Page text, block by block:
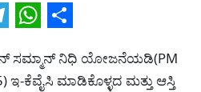
ಸಮ್ಮಾನ್ ನಿಧಿ ಯೋಜನೆಯಡಿ(PM
ಇ-ಕೆವೈಸಿ ಮಾಡಿಕೊಳ್ಳದ ಮತ್ತು ಆಸ್ತಿ